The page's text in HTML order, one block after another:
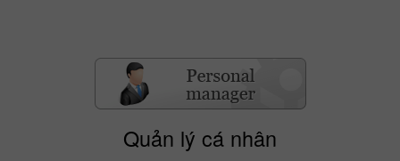
Quản lý cá nhân